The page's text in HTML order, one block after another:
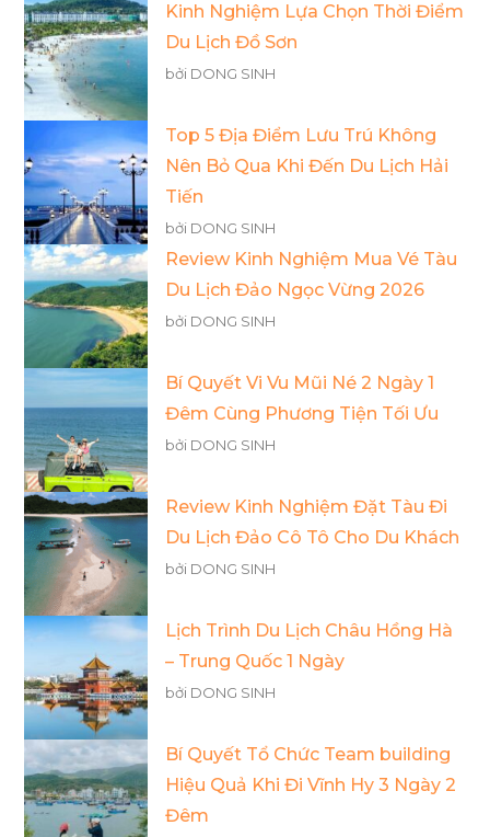
Kinh Nghiệm Lựa Chọn Thời Điểm
Du Lịch Đồ Sơn
bởi DONG SINH
Top 5 Địa Điểm Lưu Trú Không
Nên Bỏ Qua Khi Đến Du Lịch Hải
Tiến
bởi DONG SINH
Review Kinh Nghiệm Mua Vé Tàu
Du Lịch Đảo Ngọc Vừng 2026
bởi DONG SINH
Bí Quyết Vi Vu Mũi Né 2 Ngày 1
Đêm Cùng Phương Tiện Tối Ưu
bởi DONG SINH
Review Kinh Nghiệm Đặt Tàu Đi
Du Lịch Đảo Cô Tô Cho Du Khách
bởi DONG SINH
Lịch Trình Du Lịch Châu Hồng Hà
– Trung Quốc 1 Ngày
bởi DONG SINH
Bí Quyết Tổ Chức Team building
Hiệu Quả Khi Đi Vĩnh Hy 3 Ngày 2
Đêm